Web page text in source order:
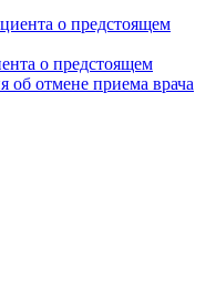
о предстоящем
об отмене приема врача